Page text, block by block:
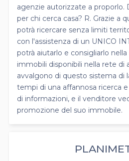
agenzie autorizzate a proporlo.
per chi cerca casa? R. Grazie a
potrà ricercare senza limiti
con l'assistenza di un UNICO
potrà aiutarlo e consigliarlo nella
immobili disponibili nella rete di
avvalgono di questo sistema di
tempi di una affannosa ricerca
di informazioni, e il venditore
promozione del suo immobile.